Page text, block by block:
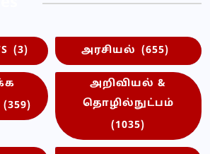
(3) அரசியல் (655)
(359)
அறிவியல் &
தொழில்நுட்பம்
(1035)